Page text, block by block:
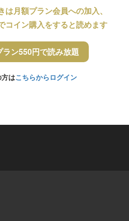
は月額プラン会員への加入、
コイン購入をすると読めます
ラン550円で読み放題
はこちらからログイン